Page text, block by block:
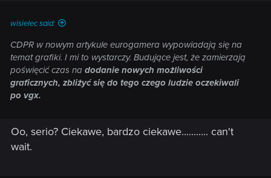
wisielec said:
CDPR w nowym artykule eurogamera wypowiadają się na
temat grafiki. I mi to wystarczy. Budujące jest, że zamierzają
poświęcić czas na dodanie nowych możliwości
graficznych, zbliżyć się do tego czego ludzie oczekiwali
po vgx.
Oo, serio? Ciekawe, bardzo ciekawe........... can't
wait.